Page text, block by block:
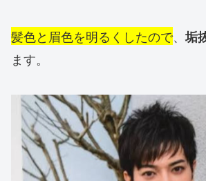
髪色と眉色を明るくしたので、垢
ます。